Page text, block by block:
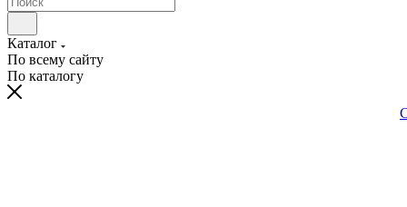
Каталог
По всему сайту
По каталогу